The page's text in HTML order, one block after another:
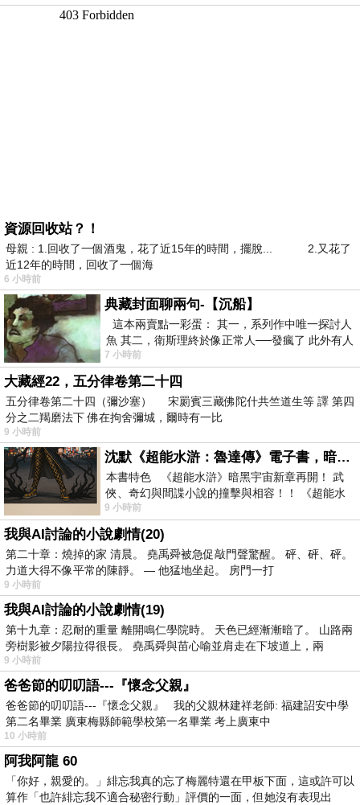
資源回收站？！
母親 : 1.回收了一個酒鬼，花了近15年的時間，擺脫... 2.又花了
近12年的時間，回收了一個海
6 小時前
典藏封面聊兩句-【沉船】
這本兩賣點一彩蛋： 其一，系列作中唯一探討人
魚 其二，衛斯理終於像正常人──發瘋了 此外有人
在南極打死北極熊（@《地心
7 小時前
大藏經22，五分律卷第二十四
五分律卷第二十四（彌沙塞） 宋罽賓三藏佛陀什共竺道生等 譯 第四
分之二羯磨法下 佛在拘舍彌城，爾時有一比
9 小時前
沈默《超能水滸：魯達傳》電子書，暗黑宇宙新章，一一五年八月璀璨上架！
本書特色 《超能水滸》暗黑宇宙新章再開！ 武
俠、奇幻與間諜小說的撞擊與相容！！ 《超能水
滸》系列第四部變幻登場
9 小時前
我與AI討論的小說劇情(20)
第二十章：燒掉的家 清晨。 堯禹舜被急促敲門聲驚醒。 砰、砰、砰。
力道大得不像平常的陳靜。 — 他猛地坐起。 房門一打
9 小時前
我與AI討論的小說劇情(19)
第十九章：忍耐的重量 離開鳴仁學院時。 天色已經漸漸暗了。 山路兩
旁樹影被夕陽拉得很長。 堯禹舜與苗心喻並肩走在下坡道上，兩
9 小時前
爸爸節的叨叨語---『懷念父親』
爸爸節的叨叨語---『懷念父親』 我的父親林建祥老師: 福建詔安中學
第二名畢業 廣東梅縣師範學校第一名畢業 考上廣東中
10 小時前
阿我阿龍 60
「你好，親愛的。」緋忘我真的忘了梅麗特還在甲板下面，這或許可以
算作「也許緋忘我不適合秘密行動」評價的一面，但她沒有表現出